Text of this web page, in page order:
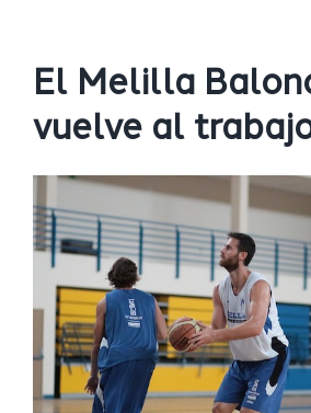
El Melilla
vuelve al
imagen
más
grande